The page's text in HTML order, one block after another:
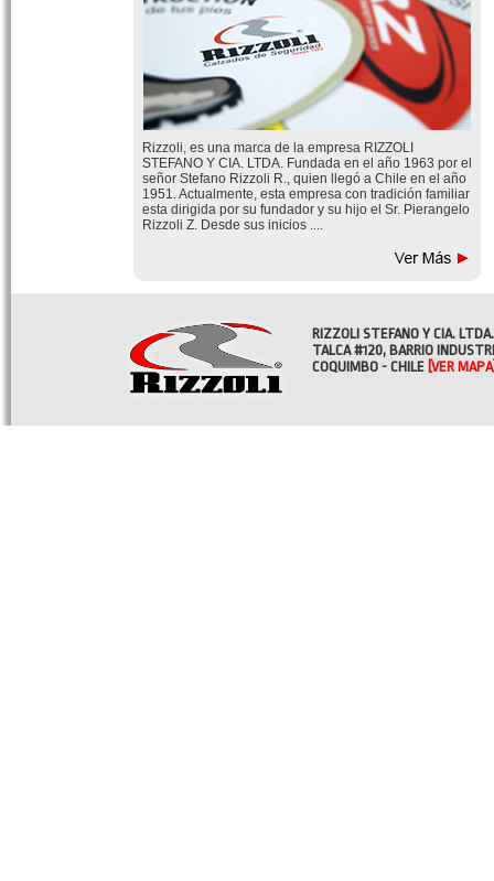
Rizzoli, es una marca de la empresa RIZZOLI
STEFANO Y CIA. LTDA. Fundada en el año 1963 por el
señor Stefano Rizzoli R., quien llegó a Chile en el año
1951. Actualmente, esta empresa con tradición familiar
esta dirigida por su fundador y su hijo el Sr. Pierangelo
Rizzoli Z. Desde sus inicios ....
RIZZOLI STEFANO Y CIA. LTDA.
TALCA #120, BARRIO
COQUIMBO - CHILE [VER